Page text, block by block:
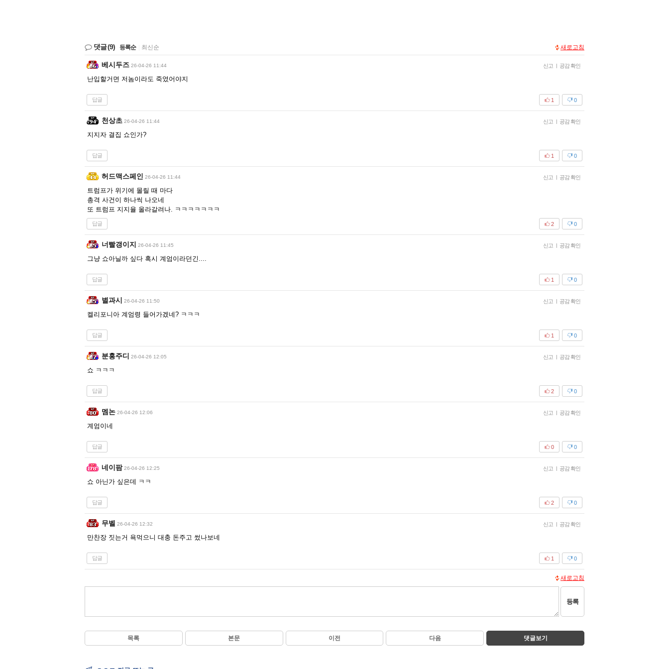
댓글(9) 등록순 최신순 새로고침
베시두즈 26-04-26 11:44 신고 | 공감 확인
난입할거면 저놈이라도 죽였어야지
답글 0
1
천상초 26-04-26 11:44 신고 | 공감 확인
지지자 결집 쇼인가?
답글 0
1
허드맥스페인 26-04-26 11:44 신고 | 공감 확인
트럼프가 위기에 몰릴 때 마다
총격 사건이 하나씩 나오네
또 트럼프 지지율 올라갈려나. ㅋㅋㅋㅋㅋㅋㅋ
답글 0
2
너빨갱이지 26-04-26 11:45 신고 | 공감 확인
그냥 쇼아닐까 싶다 혹시 계엄이라던긴....
답글 0
1
별과시 26-04-26 11:50 신고 | 공감 확인
켈리포니아 계엄령 들어가겠네? ㅋㅋㅋ
답글 0
1
분홍주디 26-04-26 12:05 신고 | 공감 확인
쇼 ㅋㅋㅋ
답글 0
2
멤논 26-04-26 12:06 신고 | 공감 확인
계엄이네
답글 0
0
네이팜 26-04-26 12:25 신고 | 공감 확인
쇼 아닌가 싶은데 ㅋㅋ
답글 0
2
무벨 26-04-26 12:32 신고 | 공감 확인
만찬장 짓는거 욕먹으니 대충 돈주고 썼나보네
답글 0
1
새로고침
등록
목록 본문 이전 다음 댓글보기